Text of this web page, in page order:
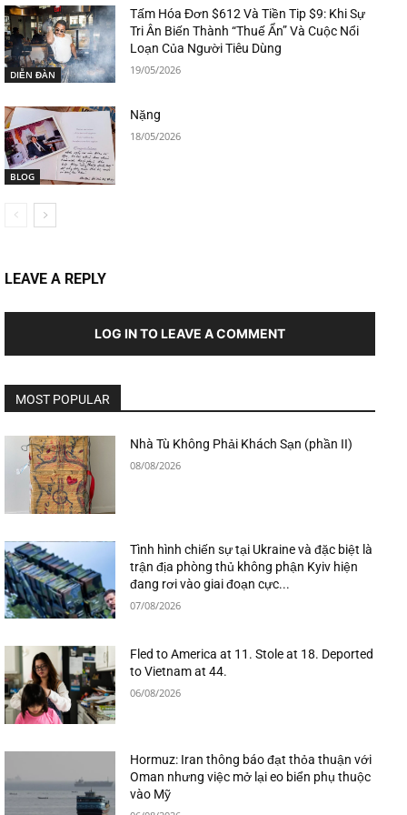
DIỄN ĐÀN
Tấm Hóa Đơn $612 Và Tiền Tip $9: Khi Sự
Tri Ân Biến Thành “Thuế Ẩn” Và Cuộc Nổi
Loạn Của Người Tiêu Dùng
19/05/2026
BLOG
Nặng
18/05/2026
LEAVE A REPLY
LOG IN TO LEAVE A COMMENT
MOST POPULAR
Nhà Tù Không Phải Khách Sạn (phần II)
08/08/2026
Tình hình chiến sự tại Ukraine và đặc biệt là
trận địa phòng thủ không phận Kyiv hiện
đang rơi vào giai đoạn cực...
07/08/2026
Fled to America at 11. Stole at 18. Deported
to Vietnam at 44.
06/08/2026
Hormuz: Iran thông báo đạt thỏa thuận với
Oman nhưng việc mở lại eo biển phụ thuộc
vào Mỹ